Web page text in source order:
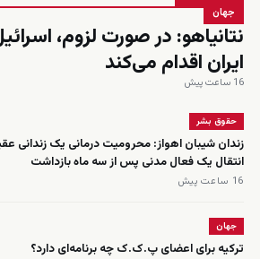
جهان
نتانیاهو: در صورت لزوم،
ایران اقدام می‌کند
16 ساعت پیش
حقوق بشر
زندان شیبان اهواز: محرومیت درمانی یک زندانی
انتقال یک فعال مدنی پس از سه ماه بازداشت
16 ساعت پیش
جهان
ترکیه برای اعضای پ.ک.ک چه برنامه‌ای دارد؟